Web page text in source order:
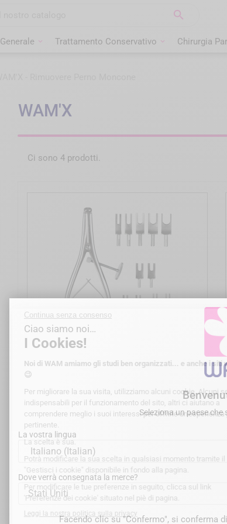

Generale Trattamento Conservativo Chirurgia
WAM'X
Ci sono 4 prodotti.
add_shopping_cart
WAM'X® - Rimuovere perno moncone - Kit
Ultimate
Seleziona un paese che
La vostra lingua
Dove verrà consegnata la merce?
Stati Uniti
Facendo clic su "Confermo", si conferma